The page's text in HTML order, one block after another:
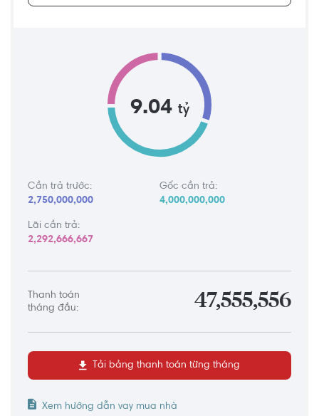
9.04 tỷ
Cần trả trước:
2,750,000,000
Gốc cần trả:
4,000,000,000
Lãi cần trả:
2,292,666,667
Thanh toán
tháng đầu:
47,555,556
Tải bảng thanh toán từng tháng
Xem hướng dẫn vay mua nhà